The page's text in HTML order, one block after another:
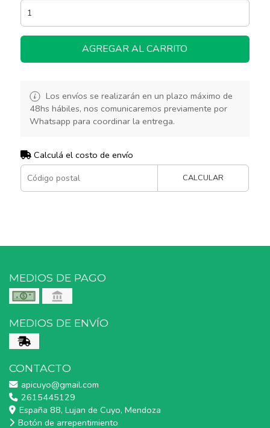
AGREGAR AL CARRITO
Los envíos se realizarán en un plazo máximo de
48hs hábiles, nos comunicaremos previamente por
Whatsapp para coordinar la entrega.
Calculá el costo de envío
CALCULAR
MEDIOS DE PAGO
MEDIOS DE ENVÍO
CONTACTO
apicuyo@gmail.com
2615445129
España 88, Lujan de Cuyo, Mendoza
Botón de arrepentimiento